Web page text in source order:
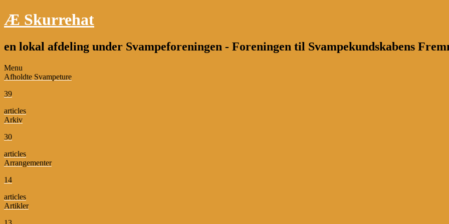
Æ Skurrehat
en lokal afdeling under Svampeforeningen - Foreningen til Svampekundskabens
Menu
Afholdte Svampeture
39
articles
Arkiv
30
articles
Arrangementer
14
articles
Artikler